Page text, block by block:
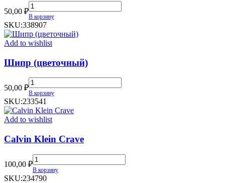
50,00 ₽
Ладан
quantity
В корзину
SKU:338907
Add to wishlist
Шипр (цветочный)
50,00 ₽
Шипр
(цветочный)
quantity
В корзину
SKU:233541
Add to wishlist
Calvin Klein Crave
100,00 ₽
Calvin
Klein
Crave
В корзину
SKU:234790